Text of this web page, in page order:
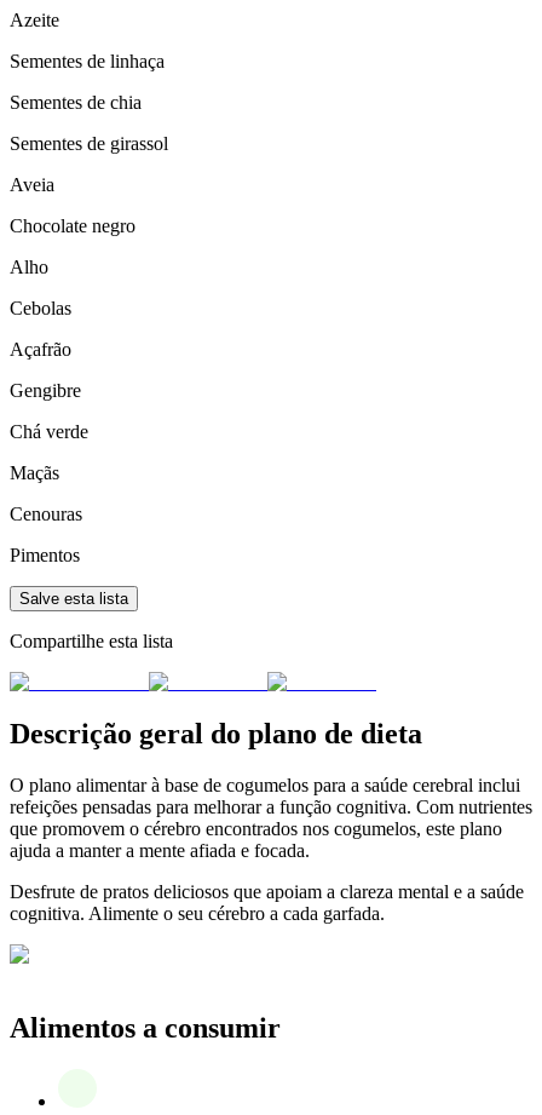
Azeite
Sementes de linhaça
Sementes de chia
Sementes de girassol
Aveia
Chocolate negro
Alho
Cebolas
Açafrão
Gengibre
Chá verde
Maçãs
Cenouras
Pimentos
Salve esta lista
Compartilhe esta lista
Descrição geral do plano de dieta
O plano alimentar à base de cogumelos para a saúde cerebral inclui
refeições pensadas para melhorar a função cognitiva. Com nutrientes
que promovem o cérebro encontrados nos cogumelos, este plano
ajuda a manter a mente afiada e focada.
Desfrute de pratos deliciosos que apoiam a clareza mental e a saúde
cognitiva. Alimente o seu cérebro a cada garfada.
Alimentos a consumir